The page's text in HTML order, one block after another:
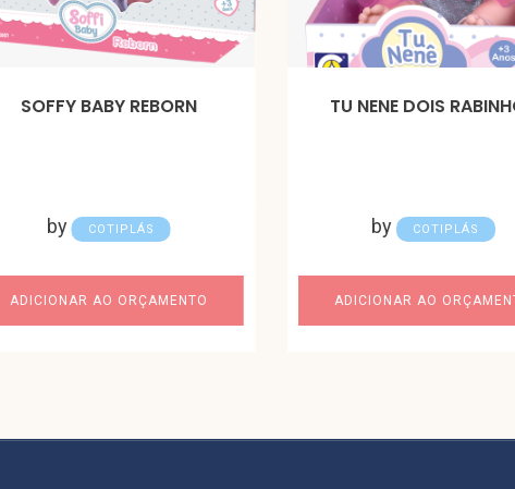
SOFFY BABY REBORN
by COTIPLÁS
ADICIONAR AO ORÇAMENTO
TU NENE DOIS
by COTIPLÁS
ADICIONAR AO